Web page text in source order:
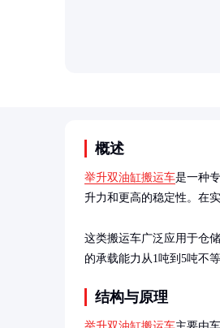
概述
举升双油缸搬运车是一种
升力和更高的稳定性。在
这类搬运车广泛应用于仓
的承载能力从1吨到5吨不
结构与原理